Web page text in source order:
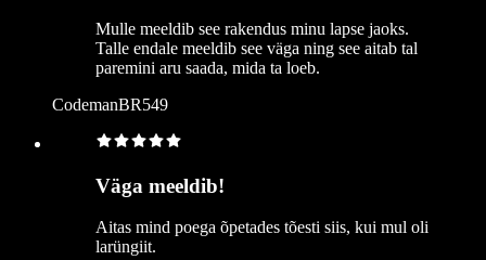
Mulle meeldib see rakendus minu lapse jaoks.
Talle endale meeldib see väga ning see aitab tal
paremini aru saada, mida ta loeb.
CodemanBR549
Väga meeldib!
Aitas mind poega õpetades tõesti siis, kui mul oli
larüngiit.